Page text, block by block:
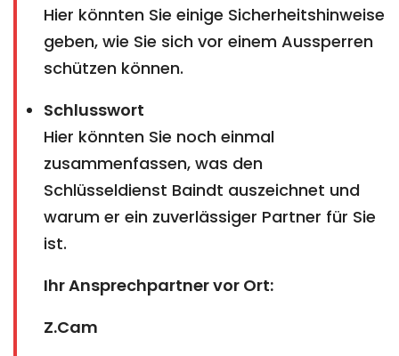
Hier könnten Sie einige Sicherheitshinweise
geben, wie Sie sich vor einem Aussperren
schützen können.
Schlusswort
Hier könnten Sie noch einmal
zusammenfassen, was den
Schlüsseldienst Baindt auszeichnet und
warum er ein zuverlässiger Partner für Sie
ist.
Ihr Ansprechpartner vor Ort:
Z.Cam